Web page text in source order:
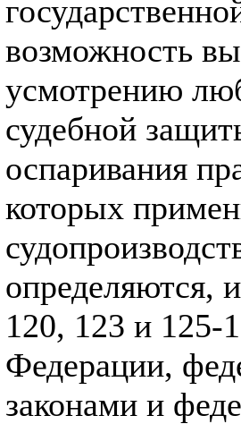
возможность
усмотрению
судебной
оспаривания
которых
определяются,
120, 123 и 125-
Федерации,
законами и